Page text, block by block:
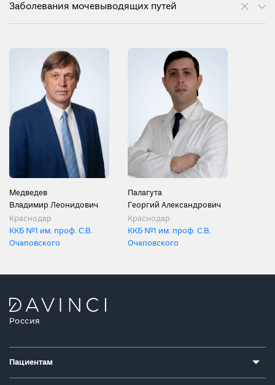
Заболевания мочевыводящих путей
Медведев
Владимир Леонидович
Краснодар
ККБ №1 им. проф. С.В.
Очаповского
Палагута
Георгий Александрович
Краснодар
ККБ №1 им. проф. С.В.
Очаповского
Россия
Пациентам